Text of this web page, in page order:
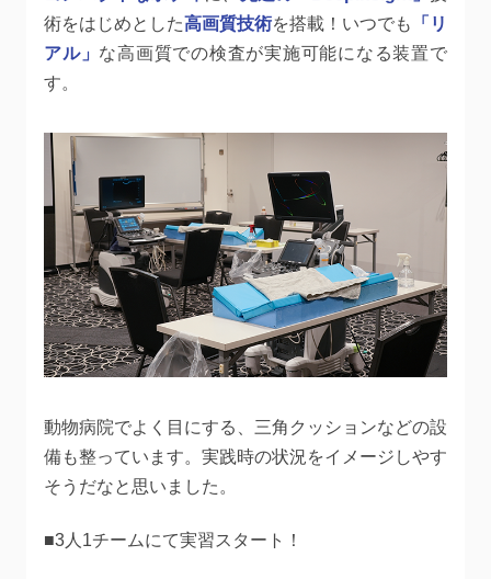
術をはじめとした高画質技術を搭載！いつでも
「リ
アル」 な高画質での検査が実施可能になる装置で
す。
動物病院でよく目にする、三角クッションなどの設
備も整っています。実践時の状況をイメージしやす
そうだなと思いました。
■3人1チームにて実習スタート！